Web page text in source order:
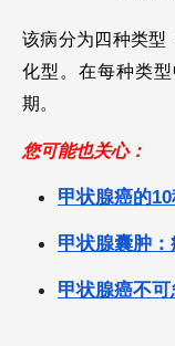
该病分为四种类型
化型。在每种类
期。
您可能也关心：
甲状腺癌的
甲状腺囊肿
甲状腺癌不